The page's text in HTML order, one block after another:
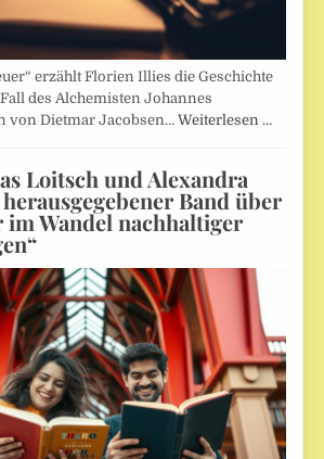
erzählt Florien Illies die Geschichte
des Alchemisten Johannes
von Dietmar Jacobsen…Weiterlesen …
Loitsch und Alexandra
Band über
Wandel nachhaltiger